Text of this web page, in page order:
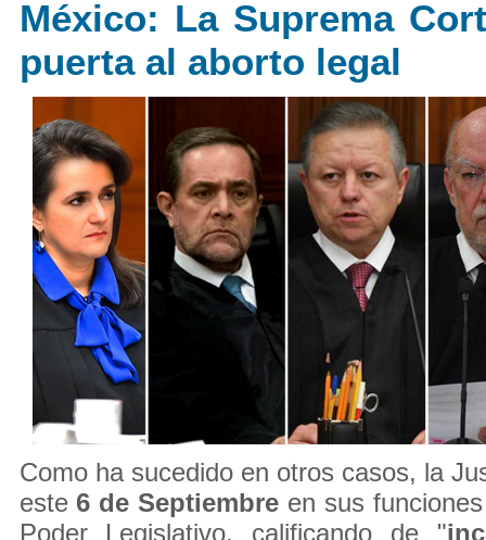
México: La Suprema
puerta al aborto legal
Como ha sucedido en otros casos, la
este 6 de Septiembre en sus
Poder Legislativo, calificando de "